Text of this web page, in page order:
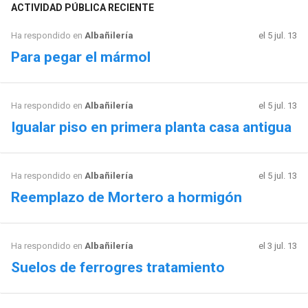
ACTIVIDAD PÚBLICA RECIENTE
Ha respondido en Albañilería el 5 jul. 13
Para pegar el mármol
Ha respondido en Albañilería el 5 jul. 13
Igualar piso en primera planta casa antigua
Ha respondido en Albañilería el 5 jul. 13
Reemplazo de Mortero a hormigón
Ha respondido en Albañilería el 3 jul. 13
Suelos de ferrogres tratamiento